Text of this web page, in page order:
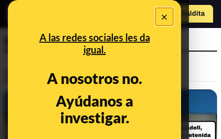
×
A las redes sociales les da
igual.
A nosotros no.
Ayúdanos a
investigar.
Hazte Maldito
llamadas